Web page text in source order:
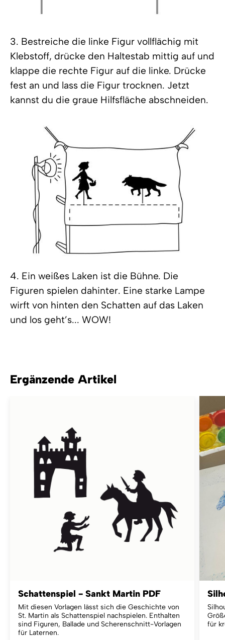
3. Bestreiche die linke Figur vollflächig mit
Klebstoff, drücke den Haltestab mittig auf und
klappe die rechte Figur auf die linke. Drücke
fest an und lass die Figur trocknen. Jetzt
kannst du die graue Hilfsfläche abschneiden.
4. Ein weißes Laken ist die Bühne. Die
Figuren spielen dahinter. Eine starke Lampe
wirft von hinten den Schatten auf das Laken
und los geht’s... WOW!
Ergänzende Artikel
Schattenspiel - Sankt Martin PDF
Mit diesen Vorlagen lässt sich die Geschichte von
St. Martin als Schattenspiel nachspielen. Enthalten
sind Figuren, Ballade und Scherenschnitt-Vorlagen
für Laternen.
für